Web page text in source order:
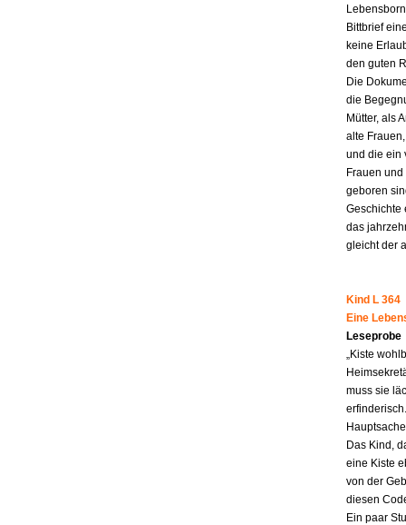
Bittbrief
keine
den guten
Die
die
Mütter, als
alte
und die ein
Frauen
geboren
Geschichte
das
gleicht der
Kind L 364
Eine
Leseprobe
„Kiste
muss sie
Das Kind,
eine Kiste
von der
diesen
Ein paar